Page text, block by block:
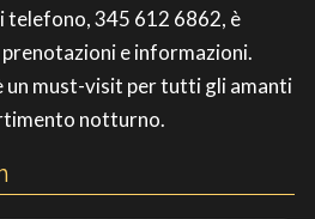
telefono, 345 612 6862, è
e informazioni.
un must-visit per tutti gli amanti
notturno.